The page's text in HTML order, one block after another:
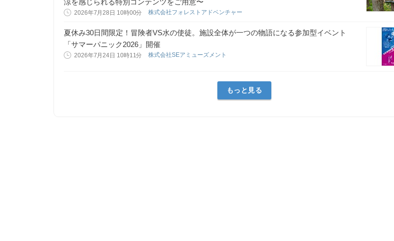
涼を感じられる特別コンテンツをご用意〜
2026年7月28日 10時00分 株式会社フォレストアドベンチャー
夏休み30日間限定！冒険者VS水の使徒。施設全体が一つの物語になる参加型イベント
「サマーパニック2026」開催
2026年7月24日 10時11分 株式会社SEアミューズメント
もっと見る